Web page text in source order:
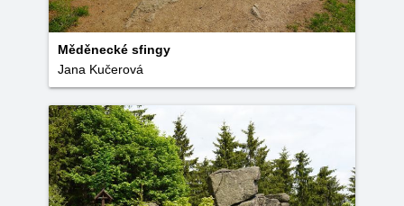
Měděnecké sfingy
Jana Kučerová